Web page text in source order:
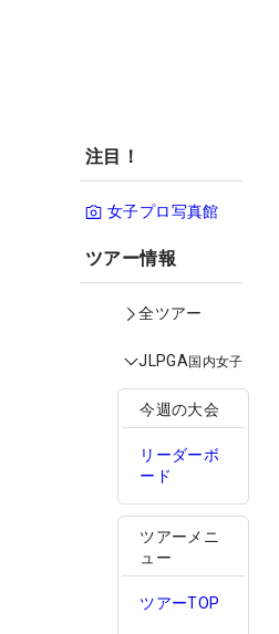
注目！
女子プロ写真館
ツアー情報
全ツアー
JLPGA国内女子
今週の大会
リーダーボ
ード
ツアーメニ
ュー
ツアーTOP